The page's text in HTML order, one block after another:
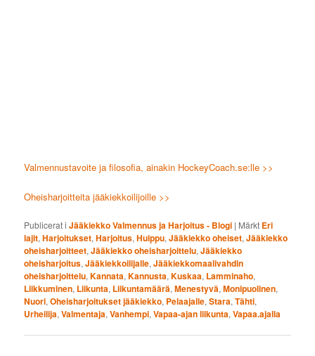
Valmennustavoite ja filosofia, ainakin HockeyCoach.se:lle >>
Oheisharjoitteita jääkiekkoilijoille >>
Publicerat i Jääkiekko Valmennus ja Harjoitus - Blogi | Märkt Eri
lajit,Harjoitukset,Harjoitus,Huippu,Jääkiekko oheiset,Jääkiekko
oheisharjoitteet,Jääkiekko oheisharjoittelu,Jääkiekko
oheisharjoitus,Jääkiekkoilijalle,Jääkiekkomaalivahdin
oheisharjoittelu,Kannata,Kannusta,Kuskaa, Lamminaho,
Liikkuminen, Liikunta, Liikuntamäärä,Menestyvä,Monipuolinen,
Nuori,Oheisharjoitukset jääkiekko, Pelaajalle,Stara,Tähti,
Urheilija,Valmentaja,Vanhempi,Vapaa-ajan liikunta,Vapaa.ajalla